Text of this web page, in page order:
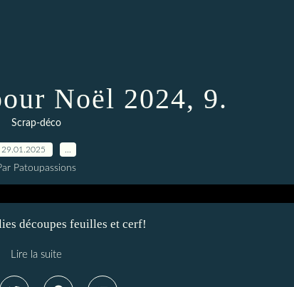
Noël 2024, 9.
Scrap-déco
29.01.2025
Patoupassions
découpes feuilles et cerf!
Lire la suite